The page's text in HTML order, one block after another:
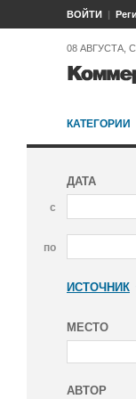
ВОЙТИ
08 АВГУСТА,
КАТЕГОРИИ
ДАТА
с
по
ИСТОЧНИК
МЕСТО
АВТОР